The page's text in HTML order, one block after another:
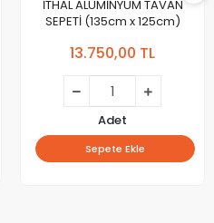
İTHAL ALÜMİNYUM TAVAN
SEPETİ (135cm x 125cm)
13.750,00 TL
Adet
Sepete Ekle